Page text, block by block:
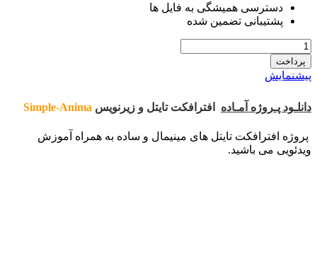
دسترسی همیشگی به فایل ها
پشتیبانی تضمین شده
تعداد
پرداخت
پیشنمایش
دانلـود پـروژه آمـاده افترافکت تایتل و زیرنویس Simple-Anima
پروژه افترافکت تایتل های مینیمال و ساده به همراه آموزش
ویدئویی می باشید.